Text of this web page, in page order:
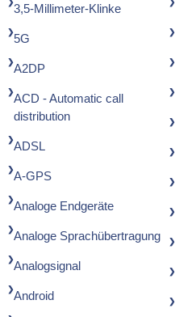
3,5-Millimeter-Klinke
5G
A2DP
ACD - Automatic call
distribution
ADSL
A-GPS
Analoge Endgeräte
Analoge Sprachübertragung
Analogsignal
Android